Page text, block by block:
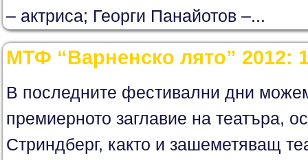
– актриса; Георги Панайотов –...
МТФ “Варненско лято” 2012:
В последните фестивални дни
премиерното заглавие на театъра,
Стриндберг, както и зашеметяващ